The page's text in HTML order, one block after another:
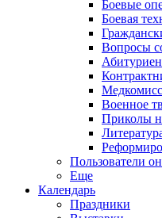
Боевые
Боевая
Вопросы
Военное
Приколы
Пользователи
Еще
Календарь
Праздники